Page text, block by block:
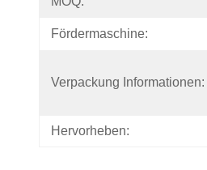
Fördermaschine:
Verpackung Informationen:
Hervorheben: